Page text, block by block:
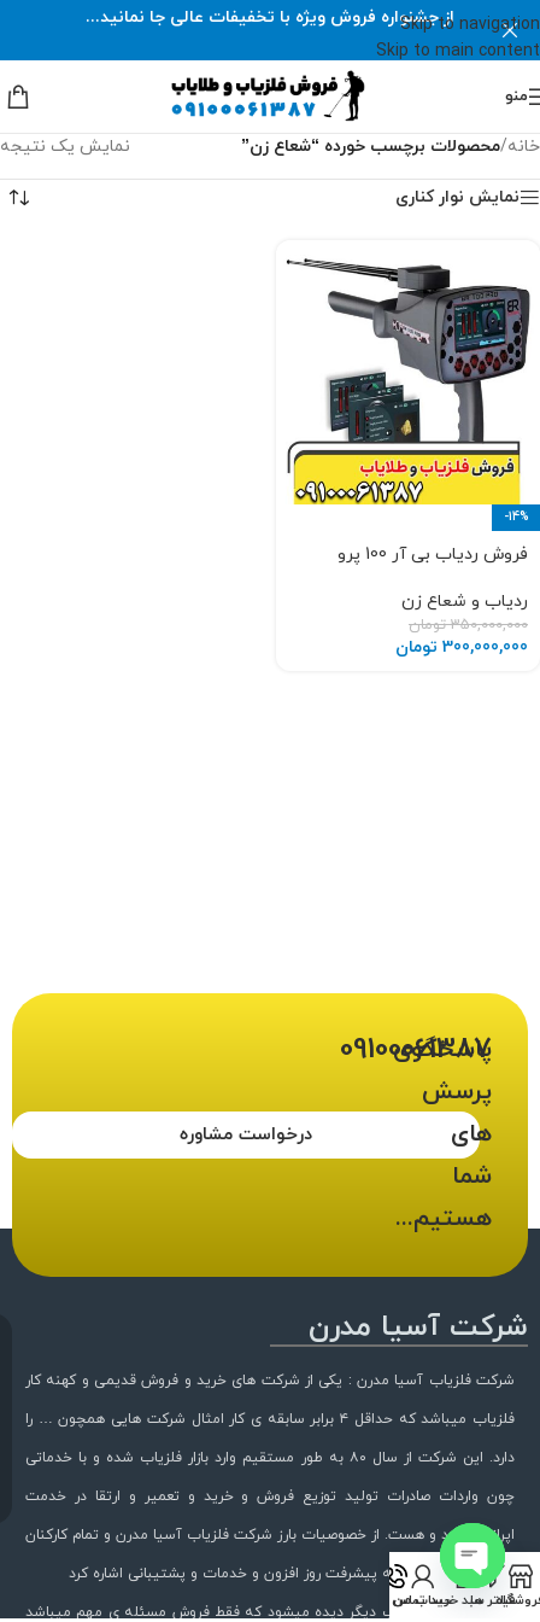
Skip to navigation
Skip to main content
از جشنواره فروش ویژه با تخفیفات عالی جا نمانید...
منو
خانه/محصولات برچسب خورده “شعاع زن” نمایش یک نتیجه
نمایش نوار کناری
-14%
فروش ردیاب بی آر 100 پرو
ردیاب و شعاع زن
350,000,000 تومان
300,000,000 تومان
درخواست مشاوره
پاسخگوی
پرسش
های
شما
هستیم...
09100061387
شرکت آسیا مدرن
شرکت فلزیاب آسیا مدرن : یکی از شرکت های خرید و فروش قدیمی و کهنه کار
فلزیاب میباشد که حداقل ۴ برابر سابقه ی کار امثال شرکت هایی همچون … را
دارد. این شرکت از سال ۸۰ به طور مستقیم وارد بازار فلزیاب شده و با خدماتی
چون واردات صادرات تولید توزیع فروش و خرید و تعمیر و ارتقا در خدمت
اپراتوران بود و هست. از خصوصیات بارز شرکت فلزیاب آسیا مدرن و تمام کارکنان
این شرکت میتوان به پیشرفت روز افزون و خدمات و پشتیبانی اشاره کرد
در شرکت های فلزیاب دیگر دیده میشود که فقط فروش مسئله ی مهم میباشد
فیلتر هاسبد خریدحساب من
تماس با ما
Open chaty